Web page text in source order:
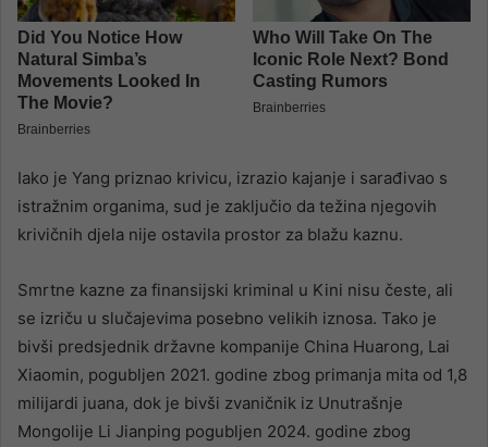
Iako je Yang priznao krivicu, izrazio kajanje i sarađivao s
istražnim organima, sud je zaključio da težina njegovih
krivičnih djela nije ostavila prostor za blažu kaznu.
Smrtne kazne za finansijski kriminal u Kini nisu česte, ali
se izriču u slučajevima posebno velikih iznosa. Tako je
bivši predsjednik državne kompanije China Huarong, Lai
Xiaomin, pogubljen 2021. godine zbog primanja mita od 1,8
milijardi juana, dok je bivši zvaničnik iz Unutrašnje
Mongolije Li Jianping pogubljen 2024. godine zbog